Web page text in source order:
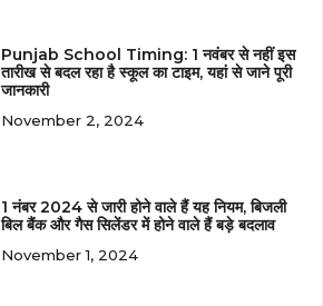
Punjab School Timing: 1 नवंबर से नहीं इस
तारीख से बदल रहा है स्कूल का टाइम, यहां से जाने पूरी
जानकारी
November 2, 2024
1 नंबर 2024 से जारी होने वाले हैं यह नियम, बिजली
बिल बैंक और गैस सिलेंडर में होने वाले हैं बड़े बदलाव
November 1, 2024